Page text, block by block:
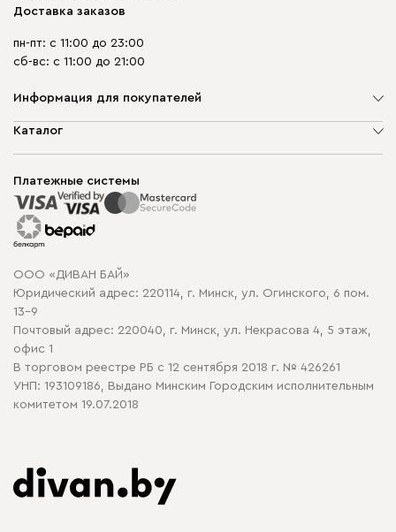
Доставка заказов
пн-пт: с 11:00 до 23:00
сб-вс: с 11:00 до 21:00
Информация для покупателей
О компании
Способы оплаты
Рассрочка и кредит
Гарантия
Карта сайта
Политика конфиденциальности
Политика в отношении обработки cookie
Каталог
Корпусная мебель
Распродажа мебели
Платежные системы
ООО «ДИВАН БАЙ»
Юридический адрес: 220114, г. Минск, ул. Огинского, 6 пом.
13-9
Почтовый адрес: 220040, г. Минск, ул. Некрасова 4, 5 этаж,
офис 1
В торговом реестре РБ с 12 сентября 2018 г. № 426261
УНП: 193109186, Выдано Минским Городским исполнительным
комитетом 19.07.2018